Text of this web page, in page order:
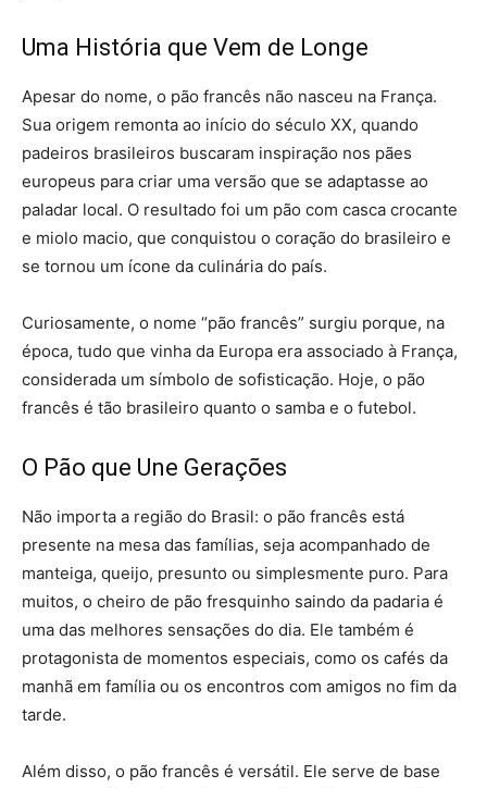
Uma História que Vem de Longe
Apesar do nome, o pão francês não nasceu na França.
Sua origem remonta ao início do século XX, quando
padeiros brasileiros buscaram inspiração nos pães
europeus para criar uma versão que se adaptasse ao
paladar local. O resultado foi um pão com casca crocante
e miolo macio, que conquistou o coração do brasileiro e
se tornou um ícone da culinária do país.
Curiosamente, o nome “pão francês” surgiu porque, na
época, tudo que vinha da Europa era associado à França,
considerada um símbolo de sofisticação. Hoje, o pão
francês é tão brasileiro quanto o samba e o futebol.
O Pão que Une Gerações
Não importa a região do Brasil: o pão francês está
presente na mesa das famílias, seja acompanhado de
manteiga, queijo, presunto ou simplesmente puro. Para
muitos, o cheiro de pão fresquinho saindo da padaria é
uma das melhores sensações do dia. Ele também é
protagonista de momentos especiais, como os cafés da
manhã em família ou os encontros com amigos no fim da
tarde.
Além disso, o pão francês é versátil. Ele serve de base